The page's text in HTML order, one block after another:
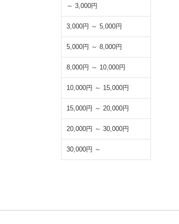
～ 3,000円
3,000円 ～ 5,000円
5,000円 ～ 8,000円
8,000円 ～ 10,000円
10,000円 ～ 15,000円
15,000円 ～ 20,000円
20,000円 ～ 30,000円
30,000円 ～